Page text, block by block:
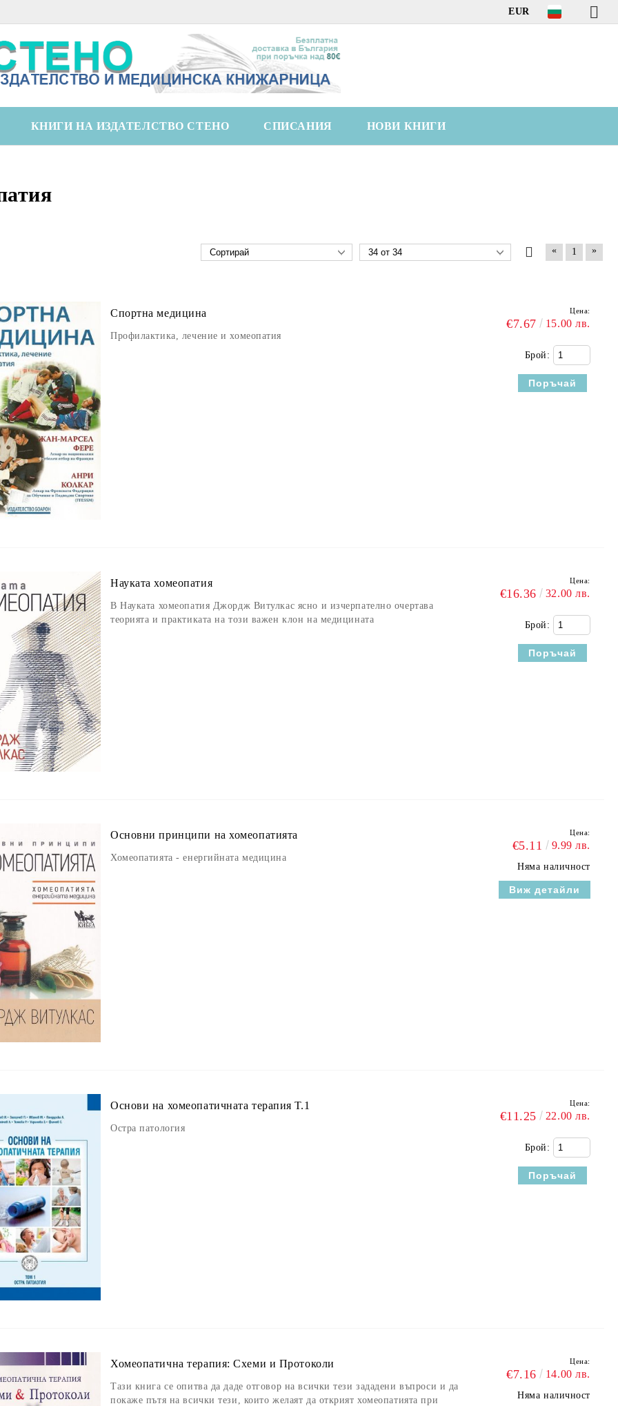
EUR
КНИГИ НА ИЗДАТЕЛСТВО СТЕНО СПИСАНИЯ НОВИ КНИГИ
« 1 »
Спортна медицина
Профилактика, лечение и хомеопатия
Цена:
€7.67 15.00 лв.
Брой:
Науката хомеопатия
В Науката хомеопатия Джордж Витулкас ясно и изчерпателно очертава
теорията и практиката на този важен клон на медицината
Цена:
€16.36 32.00 лв.
Брой:
Основни принципи на хомеопатията
Хомеопатията - енергийната медицина
Цена:
€5.11 9.99 лв.
Няма наличност
Виж детайли
Основи на хомеопатичната терапия Т.1
Остра патология
Цена:
€11.25 22.00 лв.
Брой:
Хомеопатична терапия: Схеми и Протоколи
Тази книга се опитва да даде отговор на всички тези зададени въпроси и да
покаже пътя на всички тези, които желаят да открият хомеопатията при
Цена:
€7.16 14.00 лв.
Няма наличност